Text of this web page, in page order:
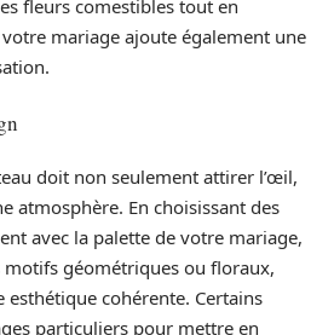
fleurs comestibles tout en
mariage ajoute également une
doit non seulement attirer l’œil,
atmosphère. En choisissant des
avec la palette de votre mariage,
géométriques ou floraux,
esthétique cohérente. Certains
particuliers pour mettre en